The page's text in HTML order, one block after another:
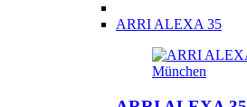
ARRI ALEXA 35